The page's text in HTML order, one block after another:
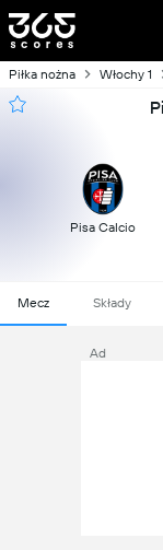
Piłka nożna Włochy 1
Pisa Calcio
Mecz Składy
Ad